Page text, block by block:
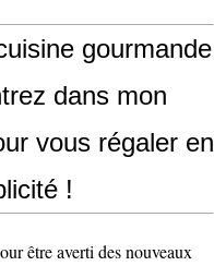
gourmande
dans mon
vous régaler en
!
être averti des nouveaux